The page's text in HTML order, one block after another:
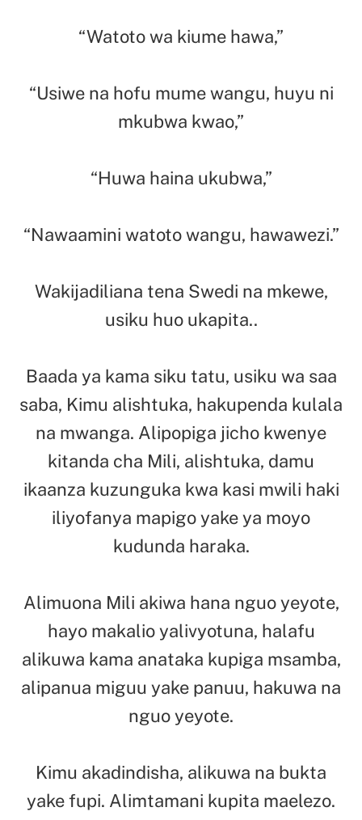
“Watoto wa kiume hawa,”
“Usiwe na hofu mume wangu, huyu ni
mkubwa kwao,”
“Huwa haina ukubwa,”
“Nawaamini watoto wangu, hawawezi.”
Wakijadiliana tena Swedi na mkewe,
usiku huo ukapita..
Baada ya kama siku tatu, usiku wa saa
saba, Kimu alishtuka, hakupenda kulala
na mwanga. Alipopiga jicho kwenye
kitanda cha Mili, alishtuka, damu
ikaanza kuzunguka kwa kasi mwili haki
iliyofanya mapigo yake ya moyo
kudunda haraka.
Alimuona Mili akiwa hana nguo yeyote,
hayo makalio yalivyotuna, halafu
alikuwa kama anataka kupiga msamba,
alipanua miguu yake panuu, hakuwa na
nguo yeyote.
Kimu akadindisha, alikuwa na bukta
yake fupi. Alimtamani kupita maelezo.